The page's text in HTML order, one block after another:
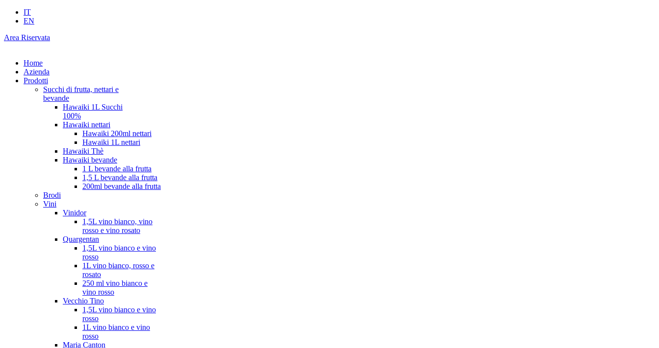
IT
EN
Area Riservata
Home
Azienda
Prodotti
Succhi di frutta, nettari e
bevande
Hawaiki 1L Succhi
100%
Hawaiki nettari
Hawaiki 200ml nettari
Hawaiki 1L nettari
Hawaiki Thè
Hawaiki bevande
1 L bevande alla frutta
1,5 L bevande alla frutta
200ml bevande alla frutta
Brodi
Vini
Vinidor
1,5L vino bianco, vino
rosso e vino rosato
Quargentan
1,5L vino bianco e vino
rosso
1L vino bianco, rosso e
rosato
250 ml vino bianco e
vino rosso
Vecchio Tino
1,5L vino bianco e vino
rosso
1L vino bianco e vino
rosso
Maria Canton